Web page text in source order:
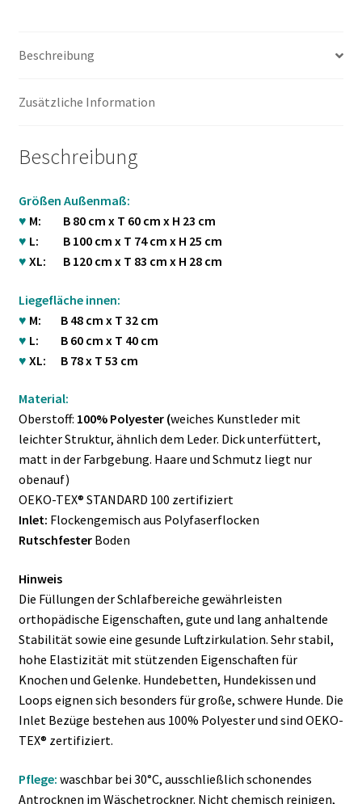
Beschreibung
Zusätzliche Information
Beschreibung
Größen Außenmaß:
♥ M: B 80 cm x T 60 cm x H 23 cm
♥ L: B 100 cm x T 74 cm x H 25 cm
♥ XL: B 120 cm x T 83 cm x H 28 cm
Liegefläche innen:
♥ M: B 48 cm x T 32 cm
♥ L: B 60 cm x T 40 cm
♥ XL: B 78 x T 53 cm
Material:
Oberstoff: 100% Polyester (weiches Kunstleder mit
leichter Struktur, ähnlich dem Leder. Dick unterfüttert,
matt in der Farbgebung. Haare und Schmutz liegt nur
obenauf)
OEKO-TEX® STANDARD 100 zertifiziert
Inlet: Flockengemisch aus Polyfaserflocken
RutschfesterBoden
Hinweis
Die Füllungen der Schlafbereiche gewährleisten
orthopädische Eigenschaften, gute und lang anhaltende
Stabilität sowie eine gesunde Luftzirkulation. Sehr stabil,
hohe Elastizität mit stützenden Eigenschaften für
Knochen und Gelenke. Hundebetten, Hundekissen und
Loops eignen sich besonders für große, schwere Hunde. Die
Inlet Bezüge bestehen aus 100% Polyester und sind OEKO-
TEX® zertifiziert.
Pflege: waschbar bei 30°C, ausschließlich schonendes
Antrocknen im Wäschetrockner. Nicht chemisch reinigen,